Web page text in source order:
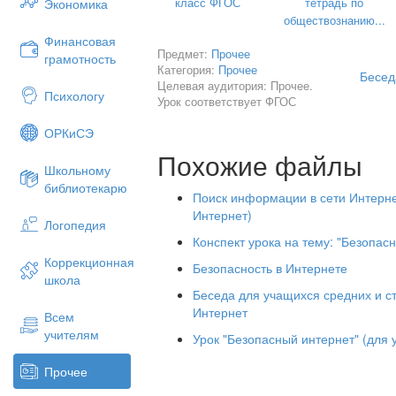
Экономика
Финансовая
грамотность
Психологу
ОРКиСЭ
Школьному
библиотекарю
Логопедия
Коррекционная
школа
Всем
учителям
Прочее
можно находить новых друзей;
можно общаться с людьми из
можно пользоваться
играть в онлайн игры;
Верно. Интернет – очень мощный
самореализации и саморазвития
досуга. Но, вместе с тем, в
детей, так и для взрослых. Знание
Итак, подведем итоги. Какие угрозы
это вирусы и черви;
нелегальные и вредные
особенностям и негативно
обществознанию...
Предмет: Прочее
Категория: Прочее
Целевая аудитория: Прочее.
Урок соответствует ФГОС
Похожие файлы
Поиск информации в сети
Интернет)
Конспект урока на тему:
Безопасность в Интернете
Беседа для учащихся средних и
Интернет
Урок "Безопасный интернет"